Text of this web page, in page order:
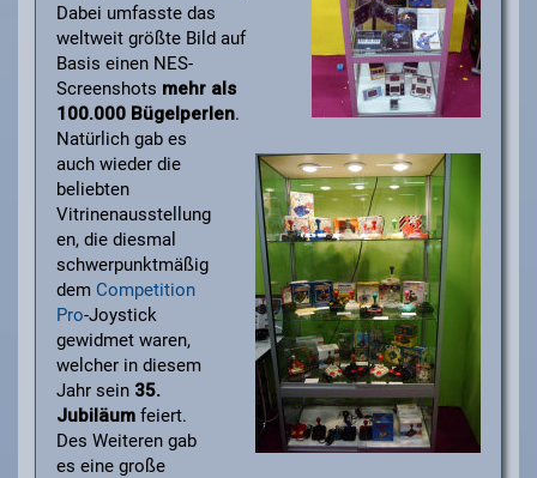
Dabei umfasste das
weltweit größte Bild auf
Basis einen NES-
Screenshots mehr als
100.000 Bügelperlen.
Natürlich gab es
auch wieder die
beliebten
Vitrinenausstellung
en, die diesmal
schwerpunktmäßig
dem Competition
Pro-Joystick
gewidmet waren,
welcher in diesem
Jahr sein 35.
Jubiläumfeiert.
Des Weiteren gab
es eine große